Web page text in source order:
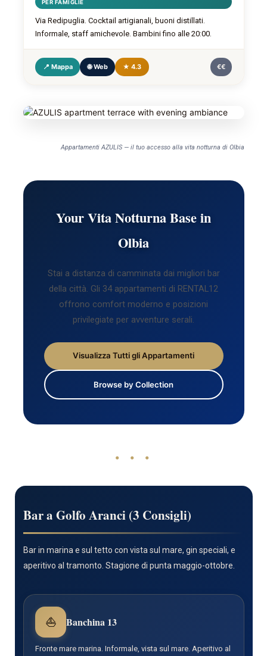
PER FAMIGLIE
Via Redipuglia. Cocktail artigianali, buoni distillati.
Informale, staff amichevole. Bambini fino alle 20:00.
📍 Mappa 🌐 Web ★ 4.3 €€
Appartamenti AZULIS — il tuo accesso alla vita notturna di Olbia
Your Vita Notturna Base in
Olbia
Stai a distanza di camminata dai migliori bar
della città. Gli 34 appartamenti di RENTAL12
offrono comfort moderno e posizioni
privilegiate per avventure serali.
Visualizza Tutti gli Appartamenti
Browse by Collection
• • •
Bar a Golfo Aranci (3 Consigli)
Bar in marina e sul tetto con vista sul mare, gin speciali, e
aperitivo al tramonto. Stagione di punta maggio-ottobre.
⛵ Banchina 13
Fronte mare marina. Informale, vista sul mare. Aperitivo al